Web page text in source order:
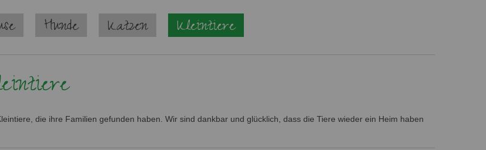
Hunde Katzen Kleintiere
die ihre Familien gefunden haben. Wir sind dankbar und glücklich, dass die Tiere wieder ein Heim haben